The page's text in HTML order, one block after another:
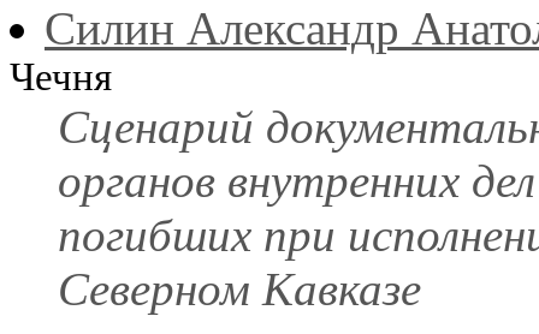
Силин Александр
Чечня
Сценарий
органов внутренних
погибших при
Северном Кавказе